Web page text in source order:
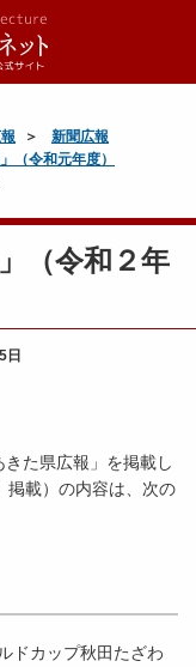
新聞広報
（令和元年度）
（令和２年
日
た県広報」を掲載し
掲載）の内容は、次の
ドカップ秋田たざわ